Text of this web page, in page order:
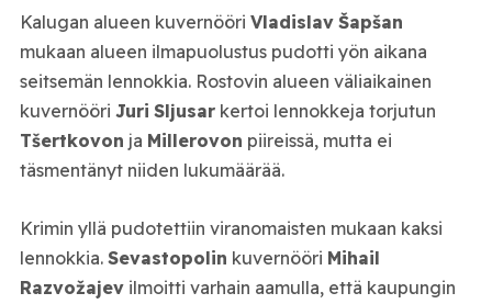
Kalugan alueen kuvernööri Vladislav Šapšan
mukaan alueen ilmapuolustus pudotti yön aikana
seitsemän lennokkia. Rostovin alueen väliaikainen
kuvernööri Juri Sljusarkertoi lennokkeja torjutun
Tšertkovon ja Millerovon piireissä, mutta ei
täsmentänyt niiden lukumäärää.
Krimin yllä pudotettiin viranomaisten mukaan kaksi
lennokkia. Sevastopolin kuvernööri Mihail
Razvožajevilmoitti varhain aamulla, että kaupungin